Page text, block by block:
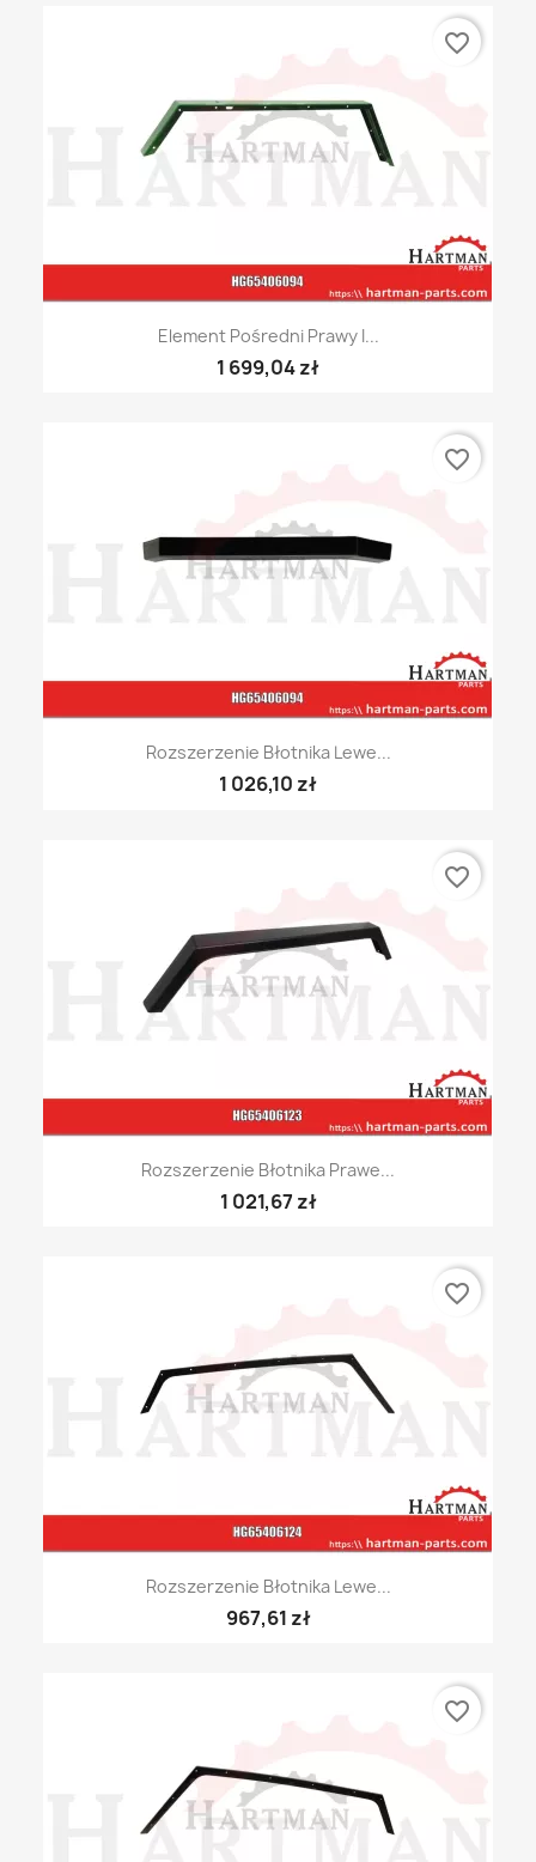
Element Pośredni Prawy I...
1 699,04 zł
favorite_border
Rozszerzenie Błotnika Lewe...
1 026,10 zł
favorite_border
Rozszerzenie Błotnika Prawe...
1 021,67 zł
favorite_border
Rozszerzenie Błotnika Lewe...
967,61 zł
favorite_border
favorite_border